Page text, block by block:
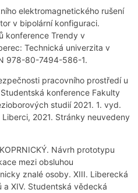
elektromagnetického rušení
v bipolární konfiguraci.
konference Trendy v
Technická univerzita v
978-80-7494-586-1.
pracovního prostředí u
konference Fakulty
studií 2021. 1. vyd.
2021. Stránky neuvedeny
Návrh prototypu
mezi obsluhou
znalé osoby. XIII. Liberecká
XIV. Studentská vědecká